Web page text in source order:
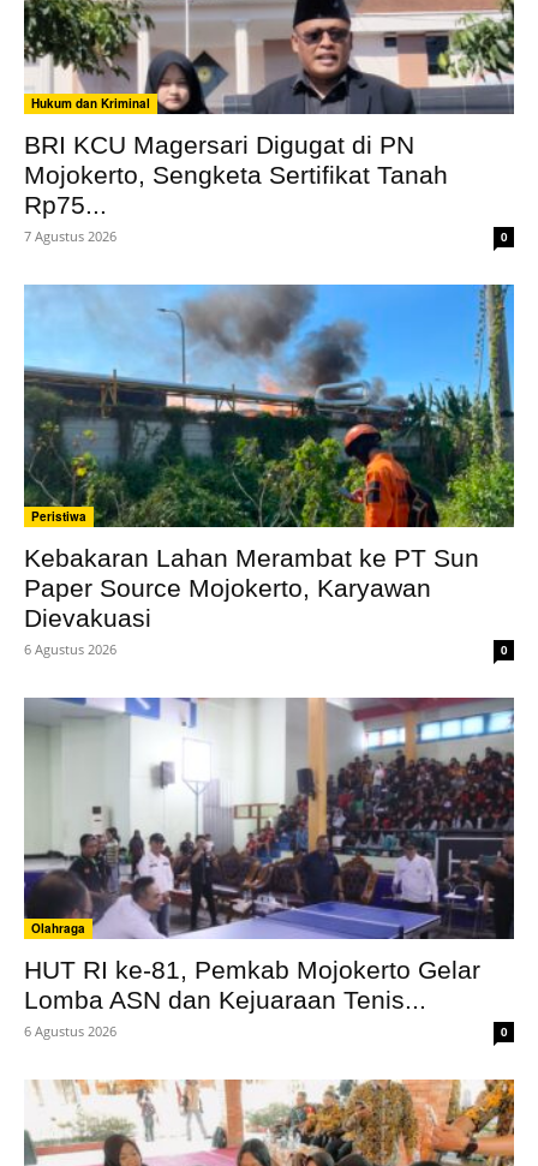
Hukum dan Kriminal
BRI KCU Magersari Digugat di PN
Mojokerto, Sengketa Sertifikat Tanah
Rp75...
7 Agustus 2026 0
Peristiwa
Kebakaran Lahan Merambat ke PT Sun
Paper Source Mojokerto, Karyawan
Dievakuasi
6 Agustus 2026 0
Olahraga
HUT RI ke-81, Pemkab Mojokerto Gelar
Lomba ASN dan Kejuaraan Tenis...
6 Agustus 2026 0